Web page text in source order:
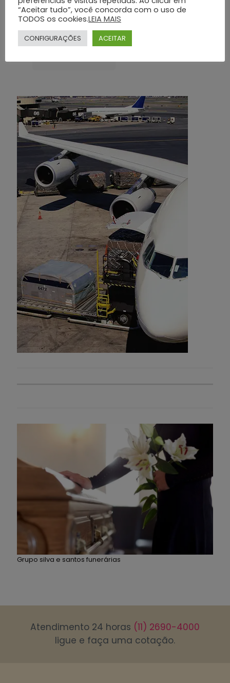
Planos Funerários Preventivos: Conheça os Benefícios do Grupo Silva
Grupo silva e santos funerárias
Atendimento 24 horas (11) 2690-4000
ligue e faça uma cotação.
“Aceitar tudo”, você concorda com o uso de
TODOS os cookies.LEIA MAIS
CONFIGURAÇÕES ACEITAR